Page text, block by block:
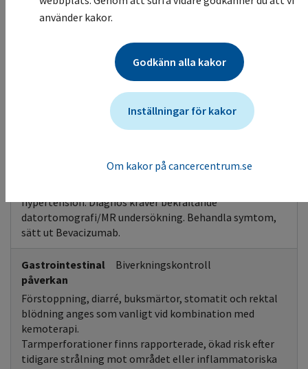
Behandling påbörjas tidigast 28 dagar efter större
kirurgiska ingrepp eller då operationssåret helt har
Radiologi
kramper, huvudvärk, mentala förändringar,
hypertension. Diagnos kräver bekräftande
datortomografi/MR undersökning. Behandla symtom,
sätt ut Bevacizumab.
Gastrointestinal
påverkan
Biverkningskontroll
Förstoppning, diarré, buksmärtor, stomatit och rektal
blödning anges som vanligt vid kombination med
kemoterapi.
Tarmperforationer finns rapporterade, ökad risk efter
tidigare strålning mot området eller inflammatoriska
använder kakor.
Godkänn alla kakor
Inställningar för kakor
Om kakor på cancercentrum.se